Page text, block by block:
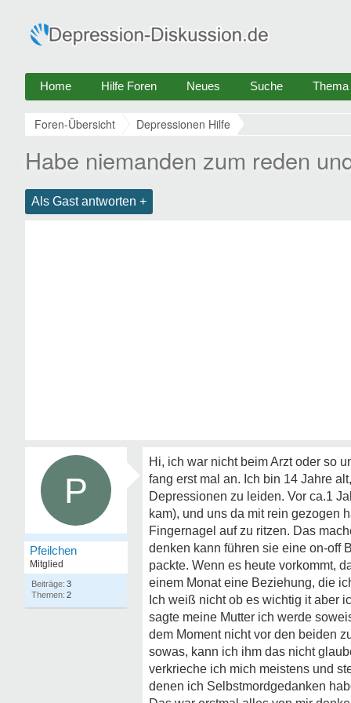
Home Hilfe Foren Neues Suche
Foren-Übersicht Depressionen Hilfe
Habe niemanden zum reden
Als Gast antworten +
P
Pfeilchen
Mitglied
3
2
Hi, ich war nicht beim Arzt oder so
fang erst mal an. Ich bin 14 Jahre
Depressionen zu leiden. Vor ca.1
kam), und uns da mit rein gezogen
Fingernagel auf zu ritzen. Das
denken kann führen sie eine on-off
packte. Wenn es heute vorkommt,
einem Monat eine Beziehung, die
Ich weiß nicht ob es wichtig it aber
sagte meine Mutter ich werde
dem Moment nicht vor den beiden
sowas, kann ich ihm das nicht
verkrieche ich mich meistens und
denen ich Selbstmordgedanken